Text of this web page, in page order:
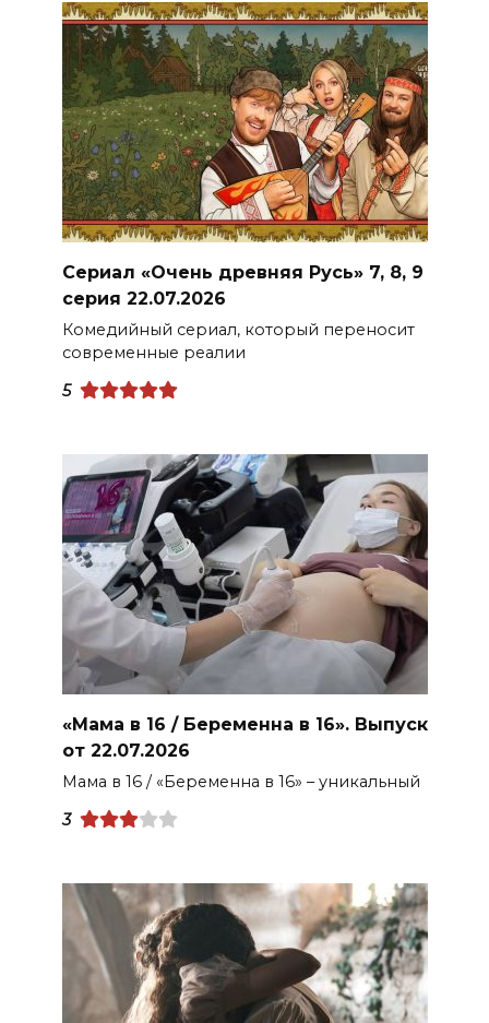
Сериал «Очень древняя Русь» 7, 8, 9
серия 22.07.2026
Комедийный сериал, который переносит
современные реалии
5
«Мама в 16 / Беременна в 16». Выпуск
от 22.07.2026
Мама в 16 / «Беременна в 16» – уникальный
3